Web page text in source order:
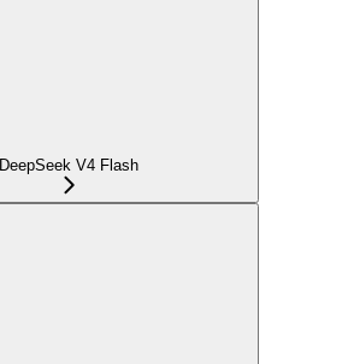
DeepSeek V4 Flash